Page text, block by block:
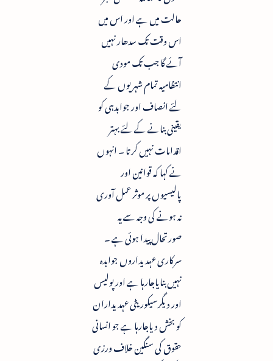
حالت میں ہے اور اس میں
اس وقت تک سدھار نہیں
آئے گا جب تک مودی
انتظامیہ تمام شہریوں کے
لئے انصاف اور جوابدہی کو
یقینی بنانے کے لئے بہتر
اقدامات نہیں کرتا ۔ انہوں
نے کہا کہ قوانین اور
پالیسیوں پر موثر عمل آوری
نہ ہونے کی وجہ سے یہ
صورتحال پیدا ہوئی ہے ۔
سرکاری عہدیداروں جوابدہ
نہیں بنایاجارہا ہے اور پولیس
اور دیگرسیکوریٹی عہدیداران
کو بخش دیاجارہا ہے جو انسانی
حقوق کی سنگین خلاف ورزی